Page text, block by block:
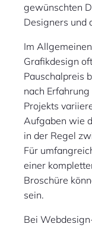
gewünschten
Designers und
Im
Grafikdesign
Pauschalpreis
nach
Projekts
Aufgaben wie
in der Regel
Für
einer
Broschüre
sein.
Bei